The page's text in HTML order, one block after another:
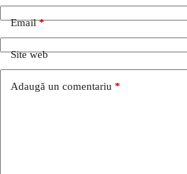
Email*
Site web
Adaugă un comentariu *